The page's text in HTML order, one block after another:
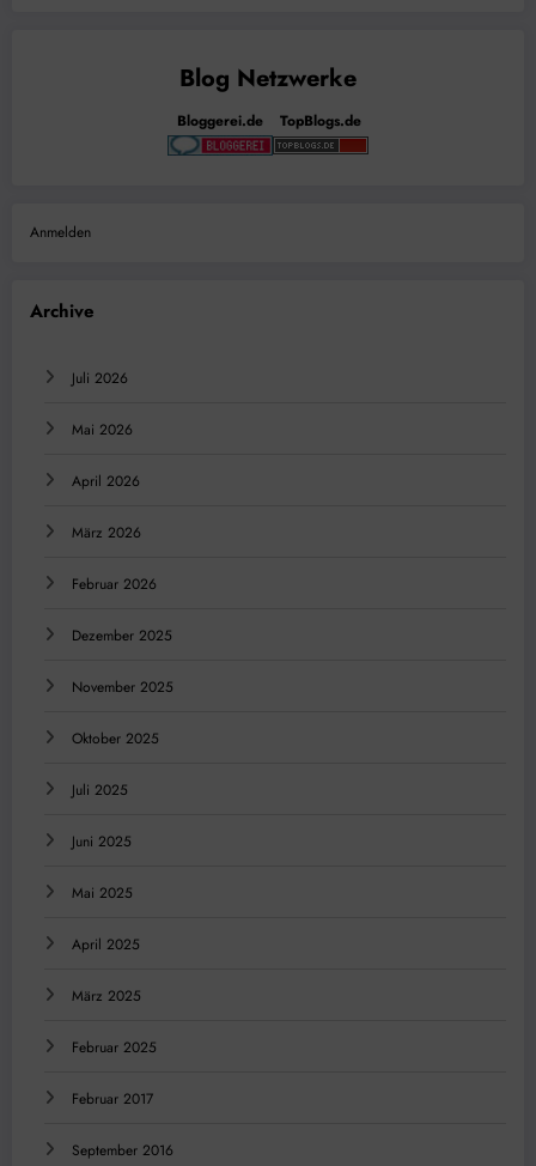
Bloggerei.de TopBlogs.de
Anmelden
Archive
Juli 2026
Mai 2026
April 2026
März 2026
Februar 2026
Dezember 2025
November 2025
Oktober 2025
Juli 2025
Juni 2025
Mai 2025
April 2025
März 2025
Februar 2025
Februar 2017
September 2016